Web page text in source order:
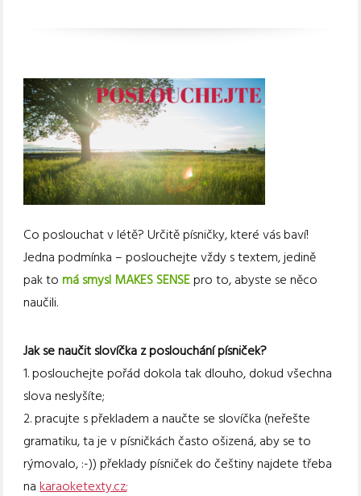
Co poslouchat v létě? Určitě písničky, které vás baví!
Jedna podmínka – poslouchejte vždy s textem, jedině
pak tomá smysl MAKES SENSEpro to, abyste se něco
naučili.
Jak se naučit slovíčka z poslouchání písniček?
1. poslouchejte pořád dokola tak dlouho, dokud všechna
slova neslyšíte;
2. pracujte s překladem a naučte se slovíčka (neřešte
gramatiku, ta je v písničkách často ošizená, aby se to
rýmovalo, :-)) překlady písniček do češtiny najdete třeba
nakaraoketexty.cz;